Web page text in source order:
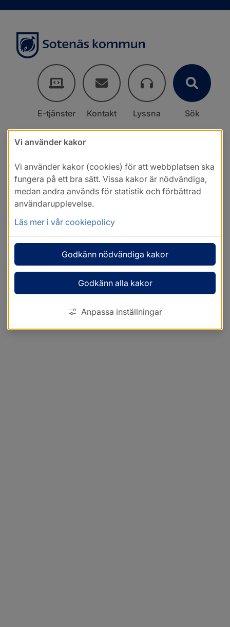
E-tjänster Kontakt Lyssna Sök
Vi använder kakor
Vi använder kakor (cookies) för att webbplatsen ska
fungera på ett bra sätt. Vissa kakor är nödvändiga,
medan andra används för statistik och förbättrad
användarupplevelse.
Läs mer i vår cookiepolicy
Godkänn nödvändiga kakor
Godkänn alla kakor
Anpassa inställningar